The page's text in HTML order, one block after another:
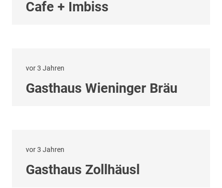
Cafe + Imbiss
vor 3 Jahren
Gasthaus Wieninger Bräu
vor 3 Jahren
Gasthaus Zollhäusl